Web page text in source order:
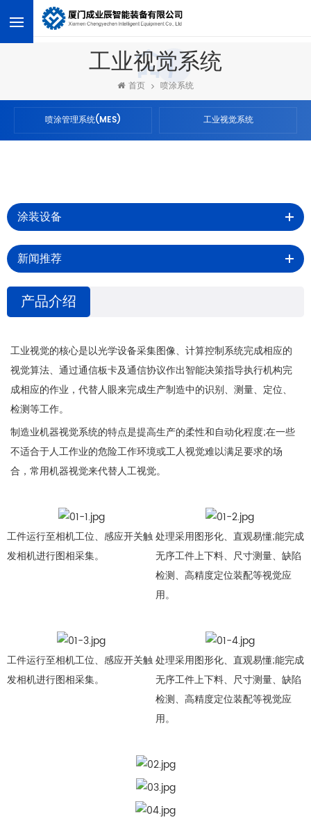
工业视觉系统
首页 喷涂系统
喷涂管理系统(MES) 工业视觉系统
涂装设备
新闻推荐
产品介绍
工业视觉的核心是以光学设备采集图像、计算控制系统完成相应的
视觉算法、通过通信板卡及通信协议作出智能决策指导执行机构完
成相应的作业，代替人眼来完成生产制造中的识别、测量、定位、
检测等工作。
制造业机器视觉系统的特点是提高生产的柔性和自动化程度;在一些
不适合于人工作业的危险工作环境或工人视觉难以满足要求的场
合，常用机器视觉来代替人工视觉。
工件运行至相机工位、感应开关触
发相机进行图相采集。
处理采用图形化、直观易懂;能完成
无序工件上下料、尺寸测量、缺陷
检测、高精度定位装配等视觉应
用。
工件运行至相机工位、感应开关触
发相机进行图相采集。
处理采用图形化、直观易懂;能完成
无序工件上下料、尺寸测量、缺陷
检测、高精度定位装配等视觉应
用。